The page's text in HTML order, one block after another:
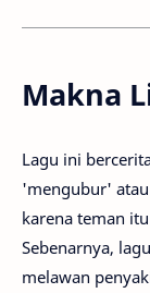
Makna
Lagu ini
'mengubur'
karena teman
Sebenarnya,
melawan